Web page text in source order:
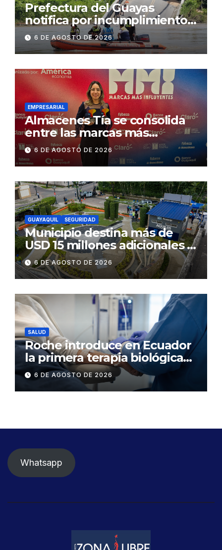
Prefectura del Guayas
notifica por incumplimiento
contractual a la
Concesionaria CONORTE y
exige celeridad en
desmontaje del puente
Gonzalo Icaza Cornejo, en
Daule
6 DE AGOSTO DE 2026
EMPRESARIAL
Almacenes Tía se consolida
entre las marcas más
influyentes del Ecuador
6 DE AGOSTO DE 2026
GUAYAQUIL SEGURIDAD
Municipio destina más de
USD 15 millones adicionales a
SEGURA EP para fortalecer la
seguridad ciudadana
6 DE AGOSTO DE 2026
SALUD
Roche introduce en Ecuador
la primera terapia biológica
de precisión capaz de
detener el daño renal por
nefritis lúpica
6 DE AGOSTO DE 2026
Whatsapp